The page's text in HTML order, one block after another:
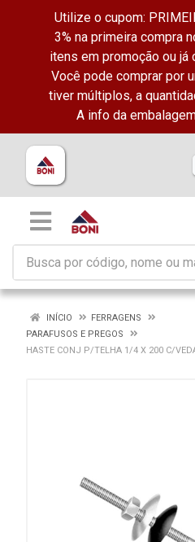
Utilize o cupom:
3% na primeira compra
itens em promoção ou
Você pode comprar por
tiver múltiplos, a
A info da
INÍCIO
FERRAGENS
PARAFUSOS E PREGOS
HASTE CONJ P/TELHA 1/4 X 200 C/